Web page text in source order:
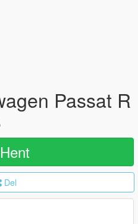
Passat R
Hent
Del